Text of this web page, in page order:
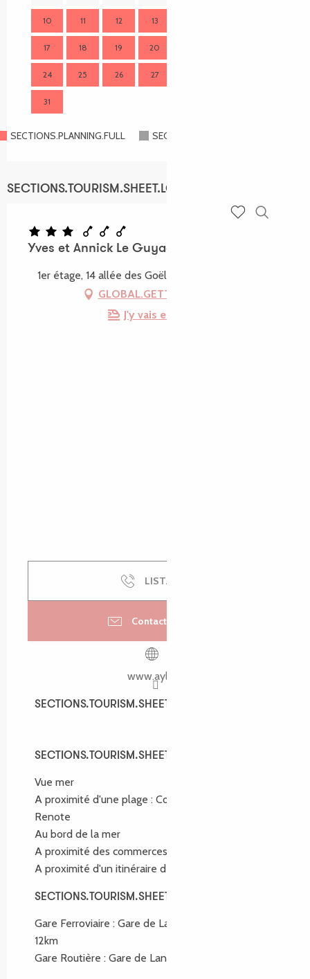
10 11 12 13
17 18 19 20
24 25 26 27
31
SECTIONS.PLANNING.FULL SECTIONS.PLANNING.CLOSED
SECTIONS.TOURISM.SHEET.LOCATION
Yves et Annick Le Guyader
1er étage, 14 allée des Goëlands, 22730 Trégastel
GLOBAL.GETTING_THERE
J'y vais en train !
LIST.CALL
Contactez-nous
www.aylg.fr
SECTIONS.TOURISM.SHEET.SPOKEN_LANGUAGES
SECTIONS.TOURISM.SHEET.SPOKEN_LANGUAGES
SECTIONS.TOURISM.SHEET.ENVIRONMENT
SECTIONS.TOURISM.SHEET.ENVIRONMENT
Vue mer
A proximité d'une plage : Coz Pors et plages de
Renote
Au bord de la mer
A proximité des commerces
A proximité d'un itinéraire de randonnée :
SECTIONS.TOURISM.SHEET.ACCESS
SECTIONS.TOURISM.SHEET.ACCESS
Gare Ferroviaire : Gare de Lannion GLOBAL.AT
12km
Gare Routière : Gare de Lannion GLOBAL.AT 12km